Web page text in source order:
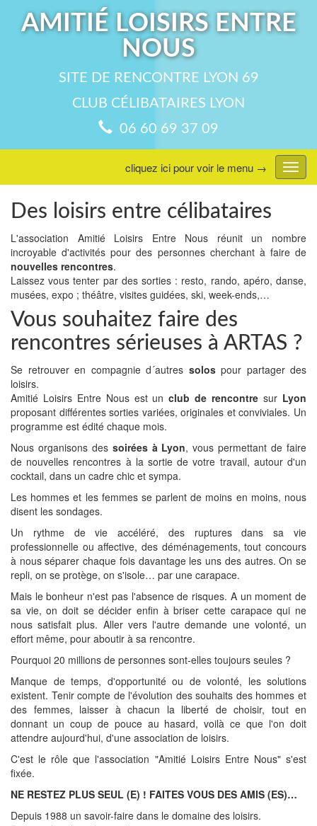
AMITIÉ LOISIRS ENTRE
NOUS
SITE DE RENCONTRE LYON 69
CLUB CÉLIBATAIRES LYON
06 60 69 37 09
menu
cliquez ici pour voir le menu →
Des loisirs entre célibataires
L'association Amitié Loisirs Entre Nous réunit un nombre
incroyable d'activités pour des personnes cherchant à faire de
nouvelles rencontres.
Laissez vous tenter par des sorties : resto, rando, apéro, danse,
musées, expo ; théâtre, visites guidées, ski, week-ends,…
Vous souhaitez faire des
rencontres sérieuses à ARTAS ?
Se retrouver en compagnie d´autres solospour partager des
loisirs.
Amitié Loisirs Entre Nous est unclub de rencontre sur Lyon
proposant différentes sorties variées, originales et conviviales. Un
programme est édité chaque mois.
Nous organisons des soirées à Lyon, vous permettant de faire
de nouvelles rencontres à la sortie de votre travail, autour d'un
cocktail, dans un cadre chic et sympa.
Les hommes et les femmes se parlent de moins en moins, nous
disent les sondages.
Un rythme de vie accéléré, des ruptures dans sa vie
professionnelle ou affective, des déménagements, tout concours
à nous séparer chaque fois davantage les uns des autres. On se
repli, on se protège, on s'isole… par une carapace.
Mais le bonheur n'est pas l'absence de risques. A un moment de
sa vie, on doit se décider enfin à briser cette carapace qui ne
nous satisfait plus. Aller vers l'autre demande une volonté, un
effort même, pour aboutir à sa rencontre.
Pourquoi 20 millions de personnes sont-elles toujours seules ?
Manque de temps, d'opportunité ou de volonté, les solutions
existent. Tenir compte de l'évolution des souhaits des hommes et
des femmes, laisser à chacun la liberté de choisir, tout en
donnant un coup de pouce au hasard, voilà ce que l'on doit
attendre aujourd'hui, d'une association de loisirs.
C'est le rôle que l'association "Amitié Loisirs Entre Nous" s'est
fixée.
NE RESTEZ PLUS SEUL (E) ! FAITES VOUS DES AMIS (ES)…
Depuis 1988 un savoir-faire dans le domaine des loisirs.